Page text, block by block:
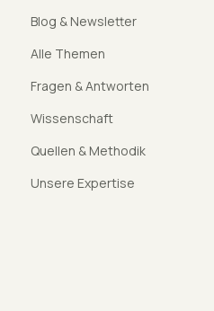
Blog & Newsletter
Alle Themen
Fragen & Antworten
Wissenschaft
Quellen & Methodik
Unsere Expertise